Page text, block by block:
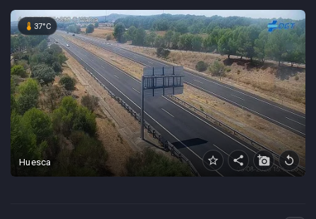
star_border share add_a_photo replay
device_thermostat 37°C
Huesca